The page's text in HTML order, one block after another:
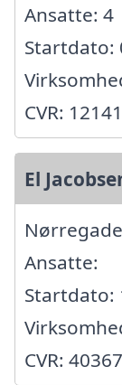
Ansatte: 4
Startdato:
CVR:
El
Ansatte:
Startdato:
CVR: